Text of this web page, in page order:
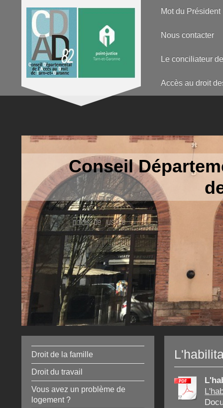
Mot du Président
Nous contacter
Le conciliateur
Accès au droit
Conseil
de
Droit de la famille
Droit du travail
Vous avez un problème de
logement ?